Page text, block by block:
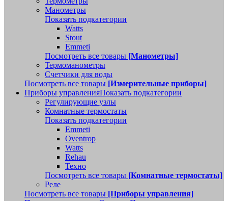
Манометры
Показать подкатегории
Watts
Stout
Emmeti
Посмотреть все товары [Манометры]
Термоманометры
Счетчики для воды
Посмотреть все товары [Измерительные приборы]
Приборы управленияПоказать подкатегории
Регулирующие узлы
Комнатные термостаты
Показать подкатегории
Emmeti
Oventrop
Watts
Rehau
Техно
Посмотреть все товары [Комнатные термостаты]
Реле
Посмотреть все товары [Приборы управления]